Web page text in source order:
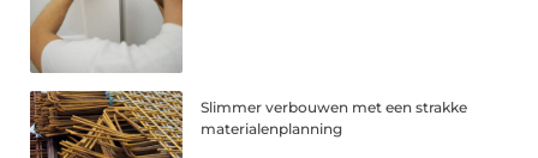
Slimmer verbouwen met een strakke
materialenplanning